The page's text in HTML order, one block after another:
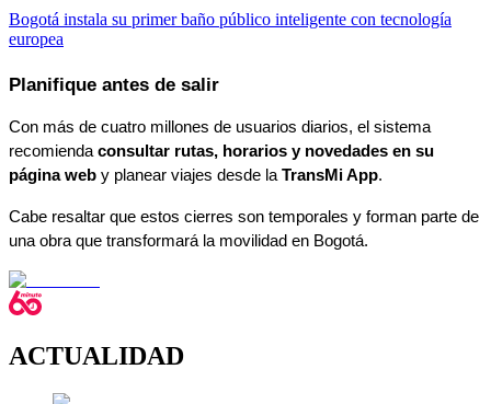
Bogotá instala su primer baño público inteligente con tecnología
europea
Planifique antes de salir
Con más de cuatro millones de usuarios diarios, el sistema
recomienda consultar rutas, horarios y novedades en su
página web y planear viajes desde la TransMi App.
Cabe resaltar que estos cierres son temporales y forman parte de
una obra que transformará la movilidad en Bogotá.
ACTUALIDAD